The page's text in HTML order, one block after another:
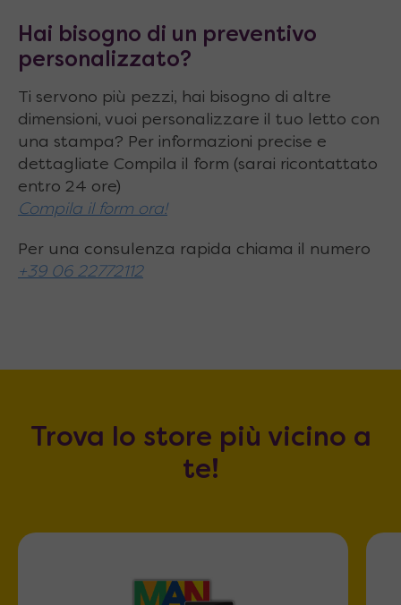
Hai bisogno di un preventivo
personalizzato?
Ti servono più pezzi, hai bisogno di altre
dimensioni, vuoi personalizzare il tuo letto con
una stampa? Per informazioni precise e
dettagliate Compila il form (sarai ricontattato
entro 24 ore)
Compila il form ora!
Per una consulenza rapida chiama il numero
+39 06 22772112
Trova lo store più vicino a
te!